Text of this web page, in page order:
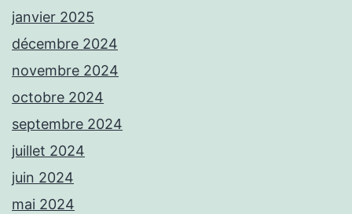
janvier 2025
décembre 2024
novembre 2024
octobre 2024
septembre 2024
juillet 2024
juin 2024
mai 2024